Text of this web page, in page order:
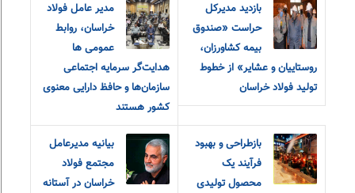
بازدید مدیرکل
حراست «صندوق
بیمه کشاورزان،
روستاییان و عشایر» از خطوط
تولید فولاد خراسان
مدیر عامل فولاد
خراسان، روابط
عمومی ها
هدایت‌گر سرمایه اجتماعی
سازمان‌ها و حافظ دارایی معنوی
کشور هستند
بازطراحی و بهبود
فرآیند یک
محصول تولیدی
بیانیه مدیرعامل
مجتمع فولاد
خراسان در آستانه